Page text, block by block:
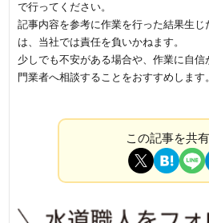
で行ってください。
記事内容を参考に作業を行った結果生
は、当社では責任を負いかねます。
少しでも不安がある場合や、作業に自
門業者へ相談することをおすすめします。
この記事を共